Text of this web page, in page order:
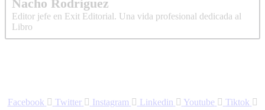
Nacho Rodriguez
Editor jefe en Exit Editorial. Una vida profesional dedicada al
Libro
Facebook Twitter Instagram Linkedin Youtube Tiktok